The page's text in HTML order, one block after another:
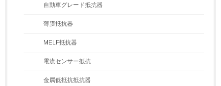
自動車グレード抵抗器
薄膜抵抗器
MELF抵抗器
電流センサー抵抗
金属低抵抗抵抗器